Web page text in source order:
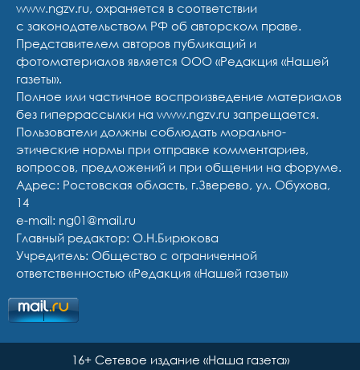
www.ngzv.ru, охраняется в соответствии
с законодательством РФ об авторском праве.
Представителем авторов публикаций и
фотоматериалов является ООО «Редакция «Нашей
газеты».
Полное или частичное воспроизведение материалов
без гиперрассылки на www.ngzv.ru запрещается.
Пользователи должны соблюдать морально-
этические нормы при отправке комментариев,
вопросов, предложений и при общении на форуме.
Адрес: Ростовская область, г.Зверево, ул. Обухова,
14
e-mail: ng01@mail.ru
Главный редактор: О.Н.Бирюкова
Учредитель: Общество с ограниченной
ответственностью «Редакция «Нашей газеты»
16+ Сетевое издание «Наша газета»